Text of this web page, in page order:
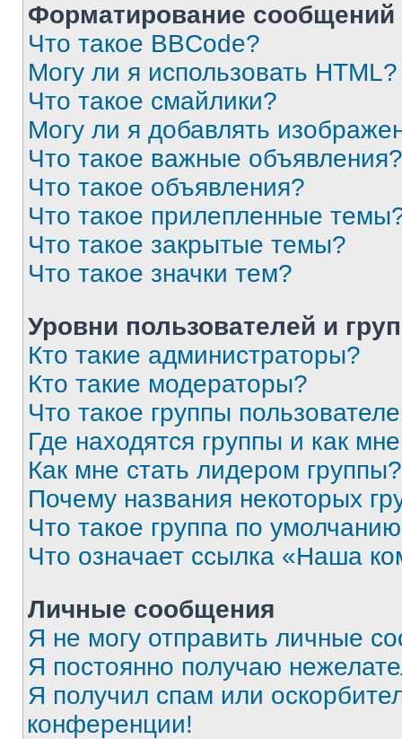
Форматирование
Что такое BBCode?
Могу ли я использовать HTML?
Что такое смайлики?
Могу ли я добавлять
Что такое важные объявления?
Что такое объявления?
Что такое прилепленные
Что такое закрытые темы?
Что такое значки тем?
Уровни пользователей и
Кто такие администраторы?
Кто такие модераторы?
Что такое группы
Где находятся группы и как
Как мне стать лидером группы?
Почему названия некоторых
Что такое группа по
Что означает ссылка «Наша
Личные сообщения
Я не могу отправить личные
Я постоянно получаю
Я получил спам или
конференции!